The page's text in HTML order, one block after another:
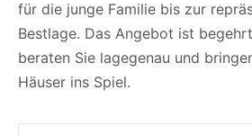
für die junge Familie bis zur
Bestlage. Das Angebot ist
beraten Sie lagegenau und
Häuser ins Spiel.